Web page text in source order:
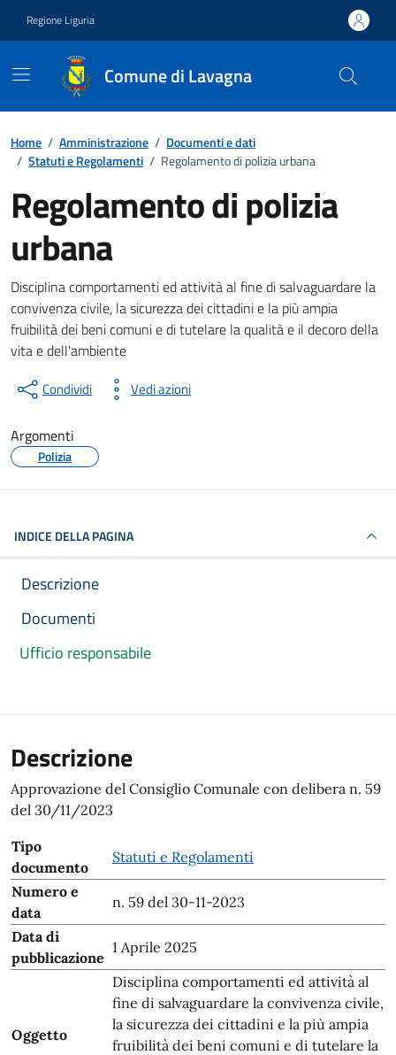
Regione Liguria
Comune di Lavagna
Home / Amministrazione / Documenti e dati
/ Statuti e Regolamenti / Regolamento di polizia urbana
Regolamento di polizia
urbana
Documento pubblico
Disciplina comportamenti ed attività al fine di salvaguardare la
convivenza civile, la sicurezza dei cittadini e la più ampia
fruibilità dei beni comuni e di tutelare la qualità e il decoro della
vita e dell'ambiente
Condividi Vedi azioni
Argomenti
Polizia
INDICE DELLA PAGINA
Descrizione
Documenti
Ufficio responsabile
Descrizione
Approvazione del Consiglio Comunale con delibera n. 59
del 30/11/2023
Tipo
documento
Statuti e Regolamenti
Numero e
data
n. 59 del 30-11-2023
Data di
pubblicazione
1 Aprile 2025
Oggetto
Disciplina comportamenti ed attività al
fine di salvaguardare la convivenza civile,
la sicurezza dei cittadini e la più ampia
fruibilità dei beni comuni e di tutelare la